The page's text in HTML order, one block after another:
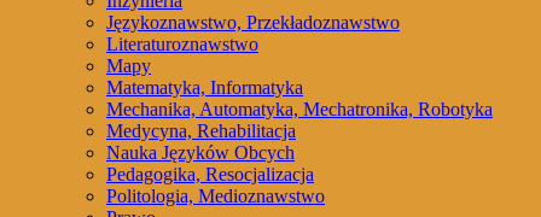
Językoznawstwo, Przekładoznawstwo
Literaturoznawstwo
Mapy
Matematyka, Informatyka
Mechanika, Automatyka, Mechatronika, Robotyka
Medycyna, Rehabilitacja
Nauka Języków Obcych
Pedagogika, Resocjalizacja
Politologia, Medioznawstwo